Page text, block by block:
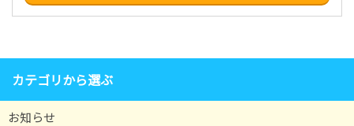
カテゴリから選ぶ
お知らせ